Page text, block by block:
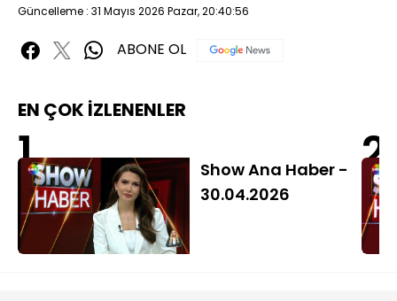
Güncelleme : 31 Mayıs 2026 Pazar, 20:40:56
ABONE OL
EN ÇOK İZLENENLER
1
Show Ana Haber -
30.04.2026
2